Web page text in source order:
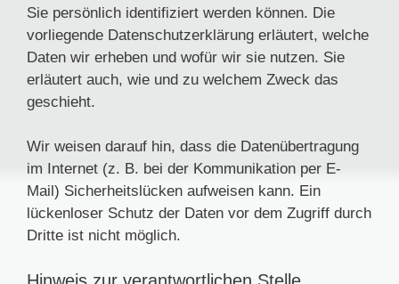
Sie persönlich identifiziert werden können. Die
vorliegende Datenschutzerklärung erläutert, welche
Daten wir erheben und wofür wir sie nutzen. Sie
erläutert auch, wie und zu welchem Zweck das
geschieht.
Wir weisen darauf hin, dass die Datenübertragung
im Internet (z. B. bei der Kommunikation per E-
Mail) Sicherheitslücken aufweisen kann. Ein
lückenloser Schutz der Daten vor dem Zugriff durch
Dritte ist nicht möglich.